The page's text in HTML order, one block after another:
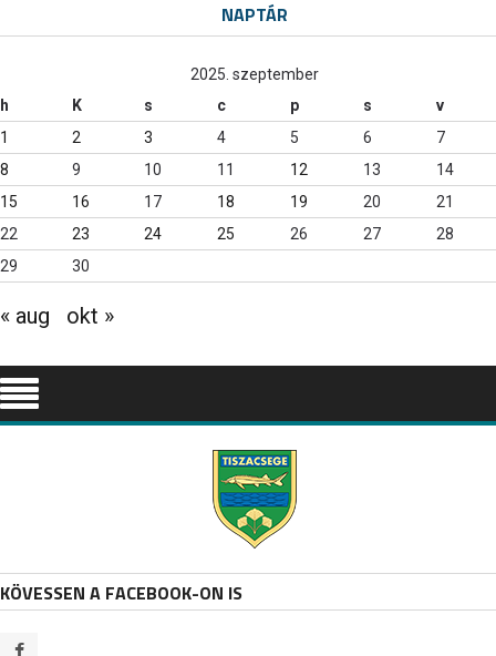
NAPTÁR
2025. szeptember
h
K s c p s
v
1
2 3 4 5 6
7
8
9 10 11 12 13
14
15
16 17 18 19 20
21
22
23 24 25 26 27
28
29
30
« aug okt »
KÖVESSEN A FACEBOOK-ON IS